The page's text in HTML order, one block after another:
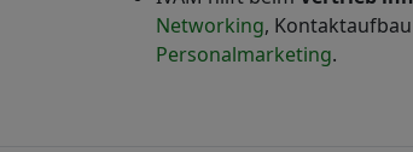
Networking,
Personalmarketing.